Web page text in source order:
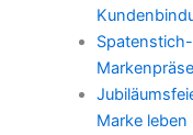
Marke leben